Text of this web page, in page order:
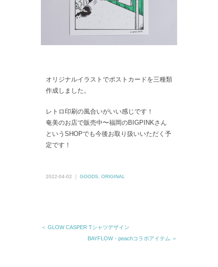
オリジナルイラストでポストカードを三種類
作成しました。
レトロ印刷の風合いがいい感じです！
奄美のお店で販売中〜福岡のBIGPINKさん
というSHOPでも今後お取り扱いいただく予
定です！
2022-04-02 ｜ GOODS, ORIGINAL
＜ GLOW CASPER Tシャツデザイン
BAYFLOW・peachコラボアイテム ＞